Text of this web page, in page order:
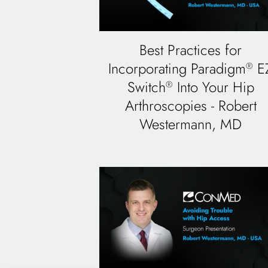
Best Practices for
Incorporating Paradigm®
Switch® Into Your Hip
Arthroscopies - Robert
Westermann, MD